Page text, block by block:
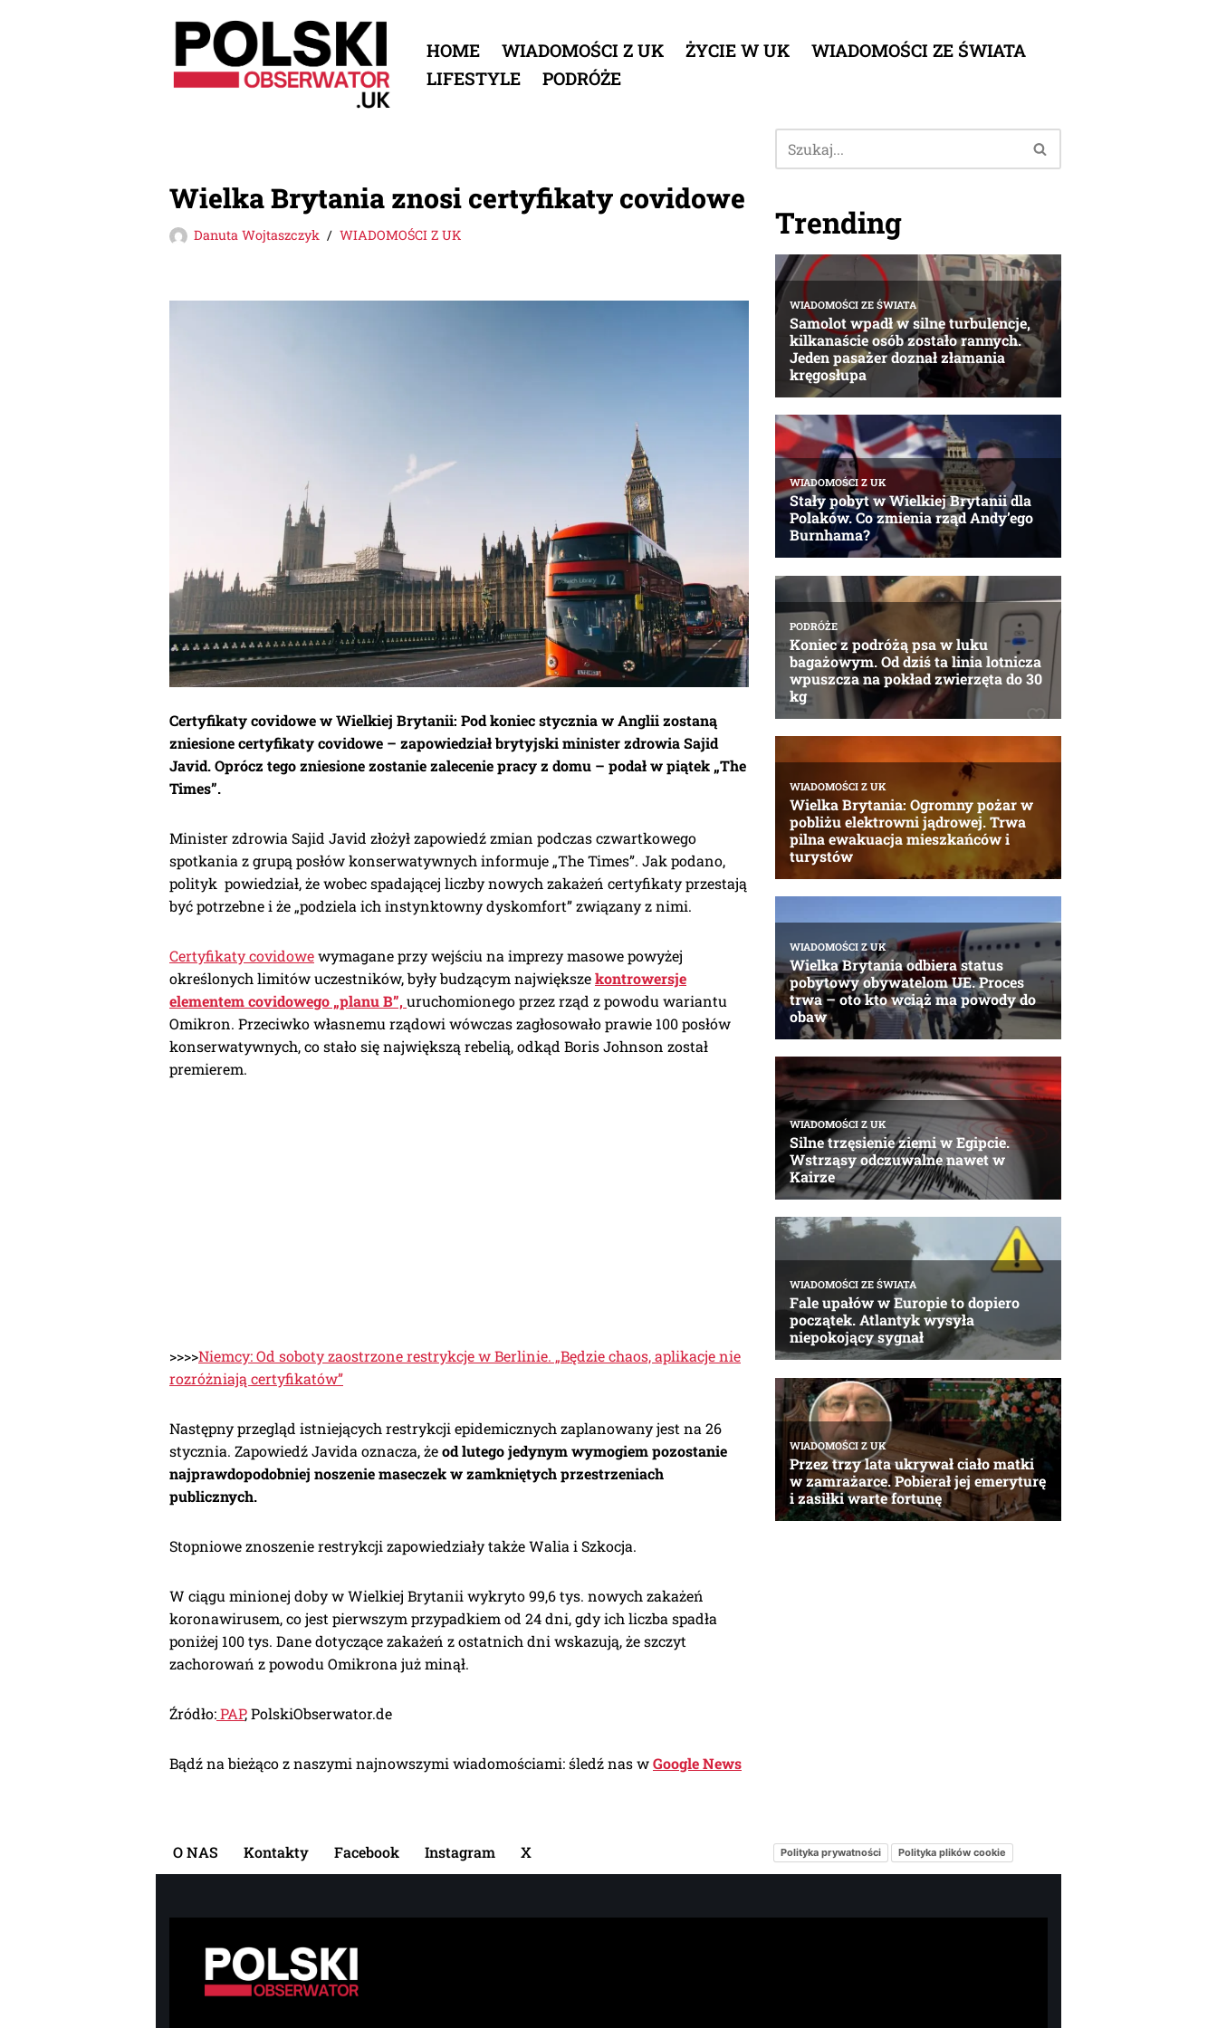
Przejdź
do
HOME WIADOMOŚCI Z UK ŻYCIE W UK
WIADOMOŚCI ZE ŚWIATA
LIFESTYLE
PODRÓŻE
Wielka Brytania znosi certyfikaty covidowe
Danuta Wojtaszczyk WIADOMOŚCI Z UK
Certyfikaty covidowe w Wielkiej Brytanii: Pod koniec stycznia w Anglii zostaną
zniesione certyfikaty covidowe – zapowiedział brytyjski minister zdrowia Sajid
Javid. Oprócz tego zniesione zostanie zalecenie pracy z domu – podał w piątek „The
Times”.
Minister zdrowia Sajid Javid złożył zapowiedź zmian podczas czwartkowego
spotkania z grupą posłów konserwatywnych informuje „The Times”. Jak podano,
polityk powiedział, że wobec spadającej liczby nowych zakażeń certyfikaty przestają
być potrzebne i że „podziela ich instynktowny dyskomfort” związany z nimi.
Certyfikaty covidowewymagane przy wejściu na imprezy masowe powyżej
określonych limitów uczestników, były budzącym największekontrowersje
elementem covidowego „planu B”,uruchomionego przez rząd z powodu wariantu
Omikron. Przeciwko własnemu rządowi wówczas zagłosowało prawie 100 posłów
konserwatywnych, co stało się największą rebelią, odkąd Boris Johnson został
premierem.
>>>>Niemcy: Od soboty zaostrzone restrykcje w Berlinie. „Będzie chaos, aplikacje nie
rozróżniają certyfikatów”
Następny przegląd istniejących restrykcji epidemicznych zaplanowany jest na 26
stycznia. Zapowiedź Javida oznacza, żeod lutego jedynym wymogiem pozostanie
najprawdopodobniej noszenie maseczek w zamkniętych przestrzeniach
publicznych.
Stopniowe znoszenie restrykcji zapowiedziały także Walia i Szkocja.
W ciągu minionej doby w Wielkiej Brytanii wykryto 99,6 tys. nowych zakażeń
koronawirusem, co jest pierwszym przypadkiem od 24 dni, gdy ich liczba spadła
poniżej 100 tys. Dane dotyczące zakażeń z ostatnich dni wskazują, że szczyt
zachorowań z powodu Omikrona już minął.
Źródło:PAP, PolskiObserwator.de
Bądź na bieżąco z naszymi najnowszymi wiadomościami: śledź nas wGoogle News
Trending
O NAS Kontakty Facebook Instagram X Polityka prywatności Polityka plików cookie